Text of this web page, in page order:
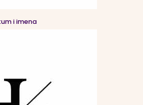
i imena